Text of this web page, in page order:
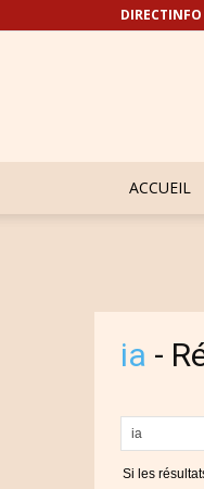
DIRECTINFO
ACCUEIL
ia -
Si les